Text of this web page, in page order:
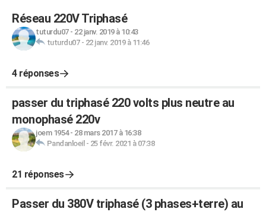
Réseau 220V Triphasé
tuturdu07- 22 janv. 2019 à 10:43
tuturdu07- 22 janv. 2019 à 11:46
4 réponses
passer du triphasé 220 volts plus neutre au
monophasé 220v
joem 1954- 28 mars 2017 à 16:38
Pandanloeil- 25 févr. 2021 à 07:38
21 réponses
Passer du 380V triphasé (3 phases+terre) au